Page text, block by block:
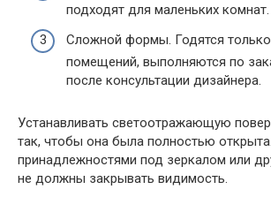
подходят для маленьких комнат.
Сложной формы. Годятся
помещений, выполняются по
после консультации дизайнера.
Устанавливать светоотражающую
так, чтобы она была полностью
принадлежностями под зеркалом или
не должны закрывать видимость.